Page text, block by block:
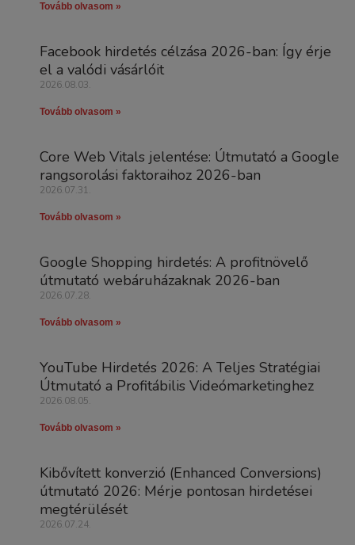
Tovább olvasom »
Facebook hirdetés célzása 2026-ban: Így érje
el a valódi vásárlóit
2026.08.03.
Tovább olvasom »
Core Web Vitals jelentése: Útmutató a Google
rangsorolási faktoraihoz 2026-ban
2026.07.31.
Tovább olvasom »
Google Shopping hirdetés: A profitnövelő
útmutató webáruházaknak 2026-ban
2026.07.28.
Tovább olvasom »
YouTube Hirdetés 2026: A Teljes Stratégiai
Útmutató a Profitábilis Videómarketinghez
2026.08.05.
Tovább olvasom »
Kibővített konverzió (Enhanced Conversions)
útmutató 2026: Mérje pontosan hirdetései
megtérülését
2026.07.24.